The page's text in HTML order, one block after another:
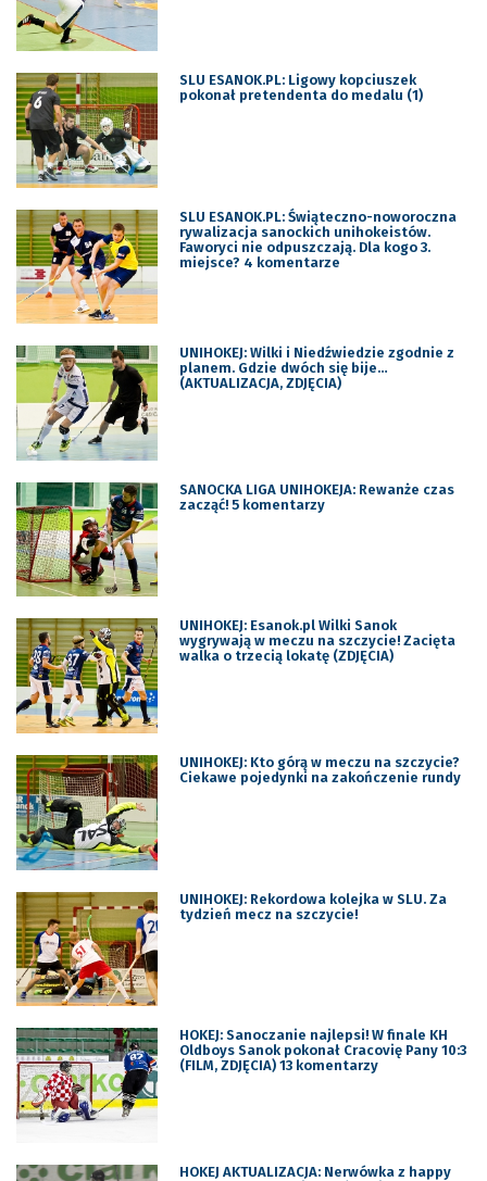
SLU ESANOK.PL: Ligowy kopciuszek
pokonał pretendenta do medalu (1)
SLU ESANOK.PL: Świąteczno-noworoczna
rywalizacja sanockich unihokeistów.
Faworyci nie odpuszczają. Dla kogo 3.
miejsce? 4 komentarze
UNIHOKEJ: Wilki i Niedźwiedzie zgodnie z
planem. Gdzie dwóch się bije…
(AKTUALIZACJA, ZDJĘCIA)
SANOCKA LIGA UNIHOKEJA: Rewanże czas
zacząć! 5 komentarzy
UNIHOKEJ: Esanok.pl Wilki Sanok
wygrywają w meczu na szczycie! Zacięta
walka o trzecią lokatę (ZDJĘCIA)
UNIHOKEJ: Kto górą w meczu na szczycie?
Ciekawe pojedynki na zakończenie rundy
UNIHOKEJ: Rekordowa kolejka w SLU. Za
tydzień mecz na szczycie!
HOKEJ: Sanoczanie najlepsi! W finale KH
Oldboys Sanok pokonał Cracovię Pany 10:3
(FILM, ZDJĘCIA) 13 komentarzy
HOKEJ AKTUALIZACJA: Nerwówka z happy